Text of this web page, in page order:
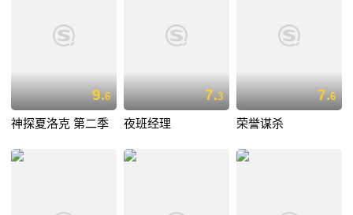
9.6
神探夏洛克 第二季
7.3
夜班经理
7.6
荣誉谋杀